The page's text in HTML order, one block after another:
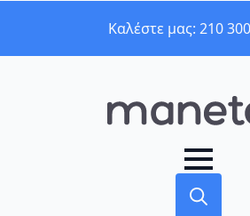
Καλέστε μας: 210